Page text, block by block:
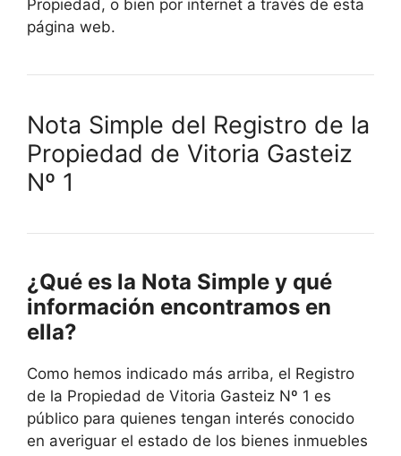
Propiedad, o bien por internet a través de esta
página web.
Nota Simple del Registro de la
Propiedad de Vitoria Gasteiz
Nº 1
¿Qué es la Nota Simple y qué
información encontramos en
ella?
Como hemos indicado más arriba, el Registro
de la Propiedad de Vitoria Gasteiz Nº 1 es
público para quienes tengan interés conocido
en averiguar el estado de los bienes inmuebles